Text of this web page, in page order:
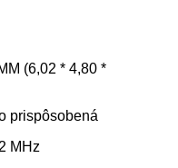
(6,02 * 4,80 *
prispôsobená
MHz